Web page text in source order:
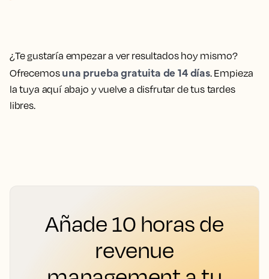
¿Te gustaría empezar a ver resultados hoy mismo?
Ofrecemos una prueba gratuita de 14 días. Empieza
la tuya aquí abajo y vuelve a disfrutar de tus tardes
libres.
Añade 10 horas de
revenue